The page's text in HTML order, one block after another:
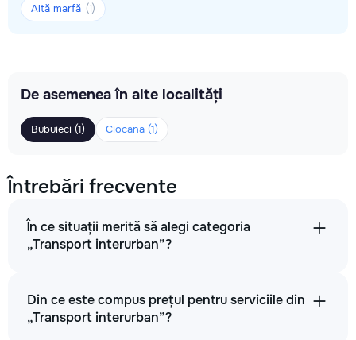
Altă marfă (1)
De asemenea în alte localități
Bubuieci (1) Ciocana (1)
Întrebări frecvente
În ce situații merită să alegi categoria
„Transport interurban”?
Din ce este compus prețul pentru serviciile din
„Transport interurban”?